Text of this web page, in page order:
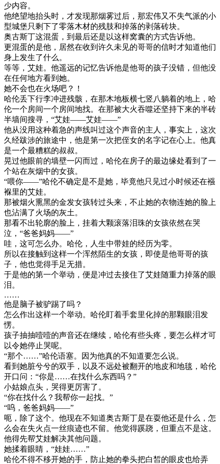
少内容。
他绝望地抬头时，才发现那烟雾过后，那宏伟又不失气派的小
型城堡只剩下了零落木材的残肢和掉落的剥落砖块。
奥古斯丁这混蛋，到最后还是以这样窝囊的方式告诉他。
更混蛋的是他，居然在收到许久未见的哥哥的信时才知道他们
身上发生了什么。
等等，艾娃。他遥远的记忆告诉他是他哥的孩子没错，但他没
在任何地方看到她。
她不会也在火场吧？！
哈伦丢下行李冲进残骸，在那木地板横七竖八躺着的地上，哈
伦一个房间一个房间地找。在那被大火吞噬还坚持下来的半砖
半墙间搜寻，“艾娃——艾娃——”
他从没用这种着急的声线叫过这个声音的主人，事实上，这次
久经跋涉的旅途中，他是第一次把侄女的名字记在心上。他真
是一个最糟糕的叔叔。
晃过他眼前的墙壁一闪而过，哈伦在房子的最边缘处看到了一
个站在灰烟中的女孩。
“喂你——”哈伦不确定是不是她，毕竟他只见过小时候还在襁
褓里的艾娃。
那被烟火熏黑的金发女孩转过头来，不止她的衣物连她的脸上
也沾满了火场的灰土。
那看不出轮廓的脸上，挂着大颗滚落泪珠的女孩依然在哭
泣，“爸爸妈妈——”
哇，这可怎么办。哈伦，人生中带娃的经历为零。
所以在接触到这样一个浑然陌生的女孩，即使是他哥哥的孩
子，他也觉得手足无措。
于是他的第一个举动，便是冲过去接住了艾娃随重力掉落的眼
泪。
……
他是脑子被驴踢了吗？
怎么作出这样一个举动。哈伦盯着手套里化掉的那颗眼泪发
愣。
孩子抽抽噎噎的声音还在继续，哈伦有些头疼，要怎么样才可
以令她停止哭呢。
“那个……”哈伦语塞。因为他真的不知道要怎么说。
看到她脏兮兮的双手，以及不远处被翻开的地皮和地毯，哈伦
开口问：“你是……在找什么东西吗？”
小姑娘点头，哭得更厉害了。
“你在找什么？我帮你一起找。”
“呜，爸爸妈妈——”
呃，除了这个。他现在不知道奥古斯丁是在耍他还是什么，怎
么会在失火点一丝痕迹也不留。他觉得蹊跷，但重点不是这。
他得先帮艾娃解决其他问题。
她揉着眼睛，“娃娃……”
哈伦不得不移开她的手，防止她的拳头把白皙的眼皮也给弄